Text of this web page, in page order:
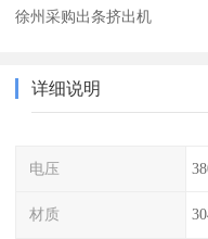
徐州采购出条挤出机
详细说明
电压
材质